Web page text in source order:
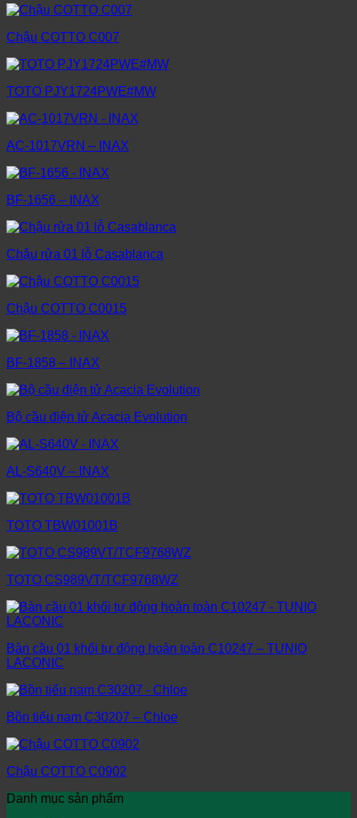
Chậu COTTO C007
TOTO PJY1724PWE#MW
AC-1017VRN – INAX
BF-1656 – INAX
Chậu rửa 01 lỗ Casablanca
Chậu COTTO C0015
BF-1858 – INAX
Bộ cầu điện tử Acacia Evolution
AL-S640V – INAX
TOTO TBW01001B
TOTO CS989VT/TCF9768WZ
Bàn cầu 01 khối tự động hoàn toàn C10247 – TUNIO
LACONIC
Bồn tiểu nam C30207 – Chloe
Chậu COTTO C0902
Danh mục sản phẩm